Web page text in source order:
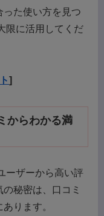
った使い方を見つ
限に活用してくだ
]
からわかる満
ーザーから高い評
秘密は、口コミ
ります。